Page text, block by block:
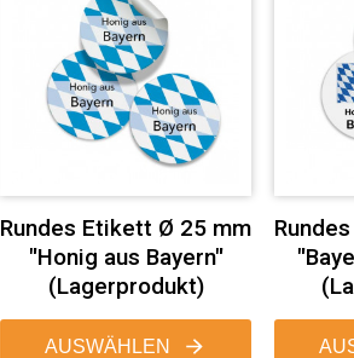
Rundes Etikett Ø 25 mm
"Honig aus Bayern"
(Lagerprodukt)
AUSWÄHLEN